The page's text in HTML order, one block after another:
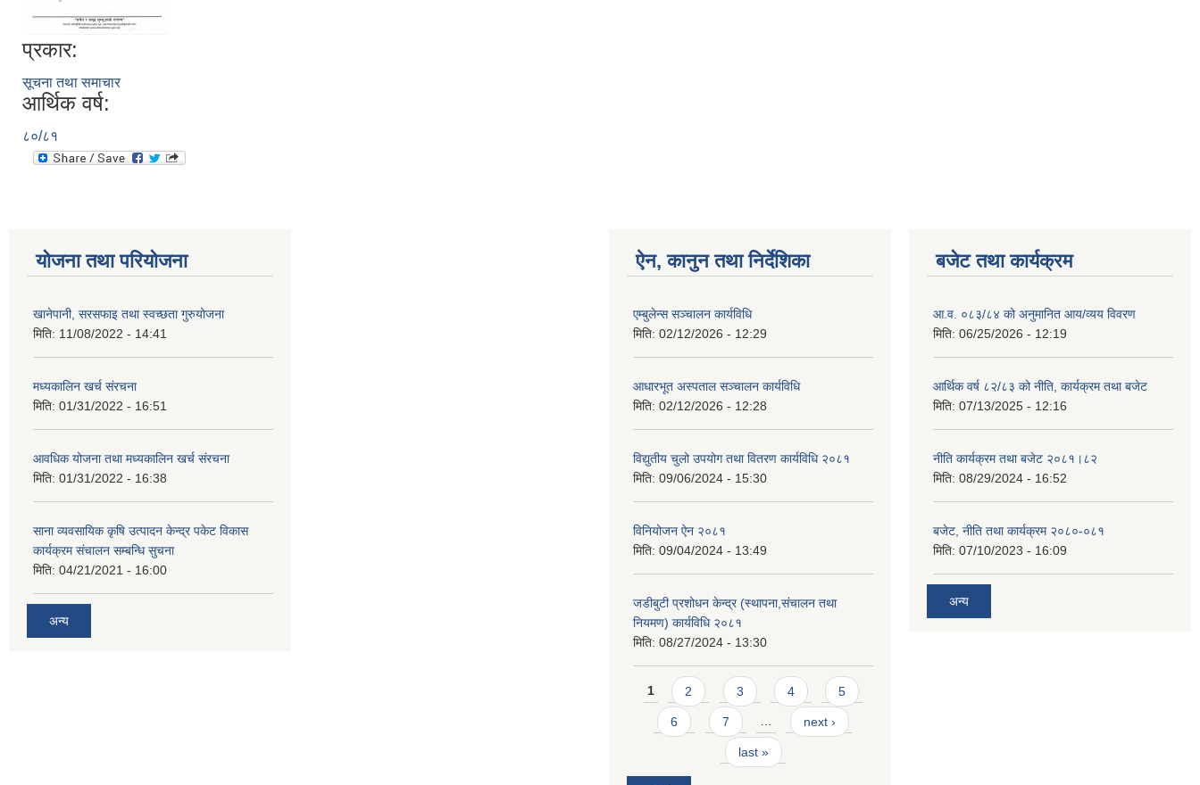
प्रकार:
सूचना तथा समाचार
आर्थिक वर्ष:
८०/८१
योजना तथा परियोजना
खानेपानी, सरसफाइ तथा स्वच्छता गुरुयोजना
मिति: 11/08/2022 - 14:41
मध्यकालिन खर्च संरचना
मिति: 01/31/2022 - 16:51
आवधिक योजना तथा मध्यकालिन खर्च संरचना
मिति: 01/31/2022 - 16:38
साना व्यवसायिक कृषि उत्पादन केन्द्र पकेट विकास
कार्यक्रम संचालन सम्बन्धि सुचना
मिति: 04/21/2021 - 16:00
अन्य
ऐन, कानुन तथा निर्देशिका
एम्बुलेन्स सञ्चालन कार्यविधि
मिति: 02/12/2026 - 12:29
आधारभूत अस्पताल सञ्चालन कार्यविधि
मिति: 02/12/2026 - 12:28
विद्युतीय चुलो उपयोग तथा वितरण कार्यविधि २०८१
मिति: 09/06/2024 - 15:30
विनियोजन ऐन २०८१
मिति: 09/04/2024 - 13:49
जडीबुटी प्रशोधन केन्द्र (स्थापना,संचालन तथा
नियमण) कार्यविधि २०८१
मिति: 08/27/2024 - 13:30
Pages
1 2 3 4 5
6 7 … next ›
last »
बजेट तथा कार्यक्रम
आ.व. ०८३/८४ को अनुमानित आय/व्यय विवरण
मिति: 06/25/2026 - 12:19
आर्थिक वर्ष ८२/८३ को नीति, कार्यक्रम तथा बजेट
मिति: 07/13/2025 - 12:16
नीति कार्यक्रम तथा बजेट २०८१।८२
मिति: 08/29/2024 - 16:52
बजेट, नीति तथा कार्यक्रम २०८०-०८१
मिति: 07/10/2023 - 16:09
अन्य